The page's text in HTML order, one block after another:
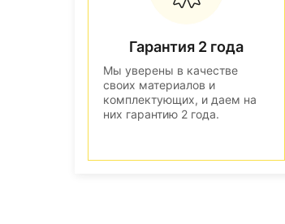
Гарантия 2 года
Мы уверены в качестве
своих материалов и
комплектующих, и даем на
них гарантию 2 года.